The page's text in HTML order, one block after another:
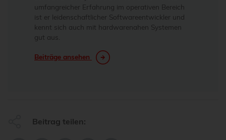
umfangreicher Erfahrung im operativen Bereich
ist er leidenschaftlicher Softwareentwickler und
kennt sich auch mit hardwarenahen Systemen
gut aus.
Beiträge ansehen
Beitrag teilen: